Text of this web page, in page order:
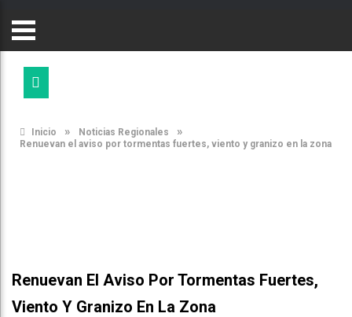
Inicio » Noticias Regionales »
Renuevan el aviso por tormentas fuertes, viento y granizo en la zona
Renuevan El Aviso Por Tormentas Fuertes,
Viento Y Granizo En La Zona